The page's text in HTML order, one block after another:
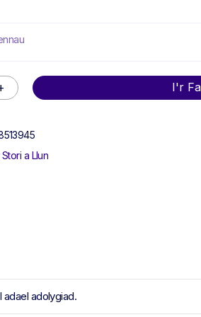
I'r
a Llun
adolygiad.